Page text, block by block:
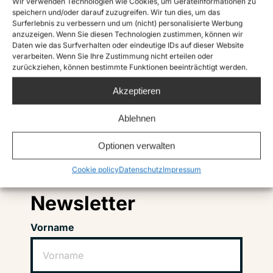
speichern und/oder darauf zuzugreifen. Wir tun dies, um das
Surferlebnis zu verbessern und um (nicht) personalisierte Werbung
anzuzeigen. Wenn Sie diesen Technologien zustimmen, können wir
Daten wie das Surfverhalten oder eindeutige IDs auf dieser Website
verarbeiten. Wenn Sie Ihre Zustimmung nicht erteilen oder
zurückziehen, können bestimmte Funktionen beeinträchtigt werden.
Akzeptieren
Ablehnen
Optionen verwalten
Cookie policyDatenschutzImpressum
InstagramTwitter TikTok Facebook LinkedIn
Abonniere unseren
Newsletter
Vorname